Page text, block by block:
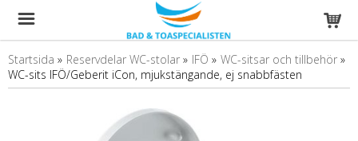
Startsida » Reservdelar WC-stolar » IFÖ » WC-sitsar och tillbehör »
WC-sits IFÖ/Geberit iCon, mjukstängande, ej snabbfästen